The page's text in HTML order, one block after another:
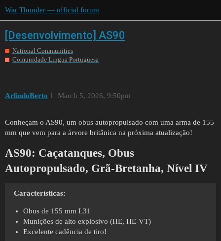
War Thunder — official forum
[Desenvolvimento] AS90
National Communities
Comunidade Lingua Portuguesa
ArlindoBerto March 5, 2026, 9:50pm
1
Conheçam o AS90, um obus autopropulsado com uma arma de 155
mm que vem para a árvore britânica na próxima atualização!
AS90: Caçatanques, Obus
Autopropulsado, Grã-Bretanha, Nível IV
Características:
Obus de 155 mm L31
Munições de alto explosivo (HE, HE-VT)
Excelente cadência de tiro!